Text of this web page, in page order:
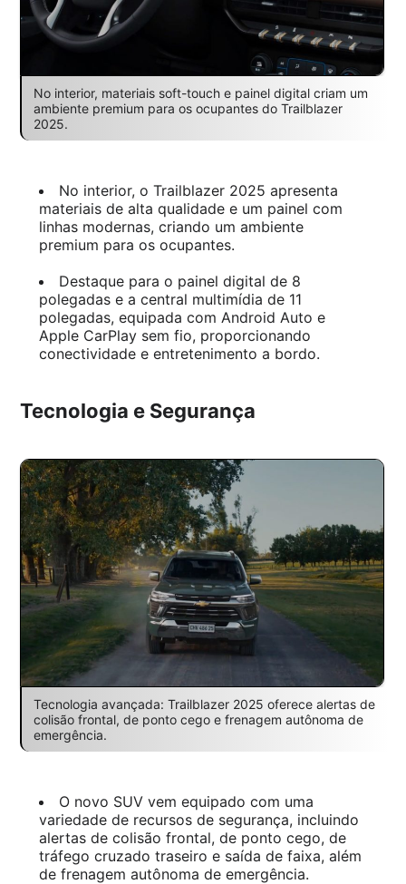
No interior, materiais soft-touch e painel digital criam um
ambiente premium para os ocupantes do Trailblazer
2025.
No interior, o Trailblazer 2025 apresenta
materiais de alta qualidade e um painel com
linhas modernas, criando um ambiente
premium para os ocupantes.
Destaque para o painel digital de 8
polegadas e a central multimídia de 11
polegadas, equipada com Android Auto e
Apple CarPlay sem fio, proporcionando
conectividade e entretenimento a bordo.
Tecnologia e Segurança
Tecnologia avançada: Trailblazer 2025 oferece alertas de
colisão frontal, de ponto cego e frenagem autônoma de
emergência.
O novo SUV vem equipado com uma
variedade de recursos de segurança, incluindo
alertas de colisão frontal, de ponto cego, de
tráfego cruzado traseiro e saída de faixa, além
de frenagem autônoma de emergência.